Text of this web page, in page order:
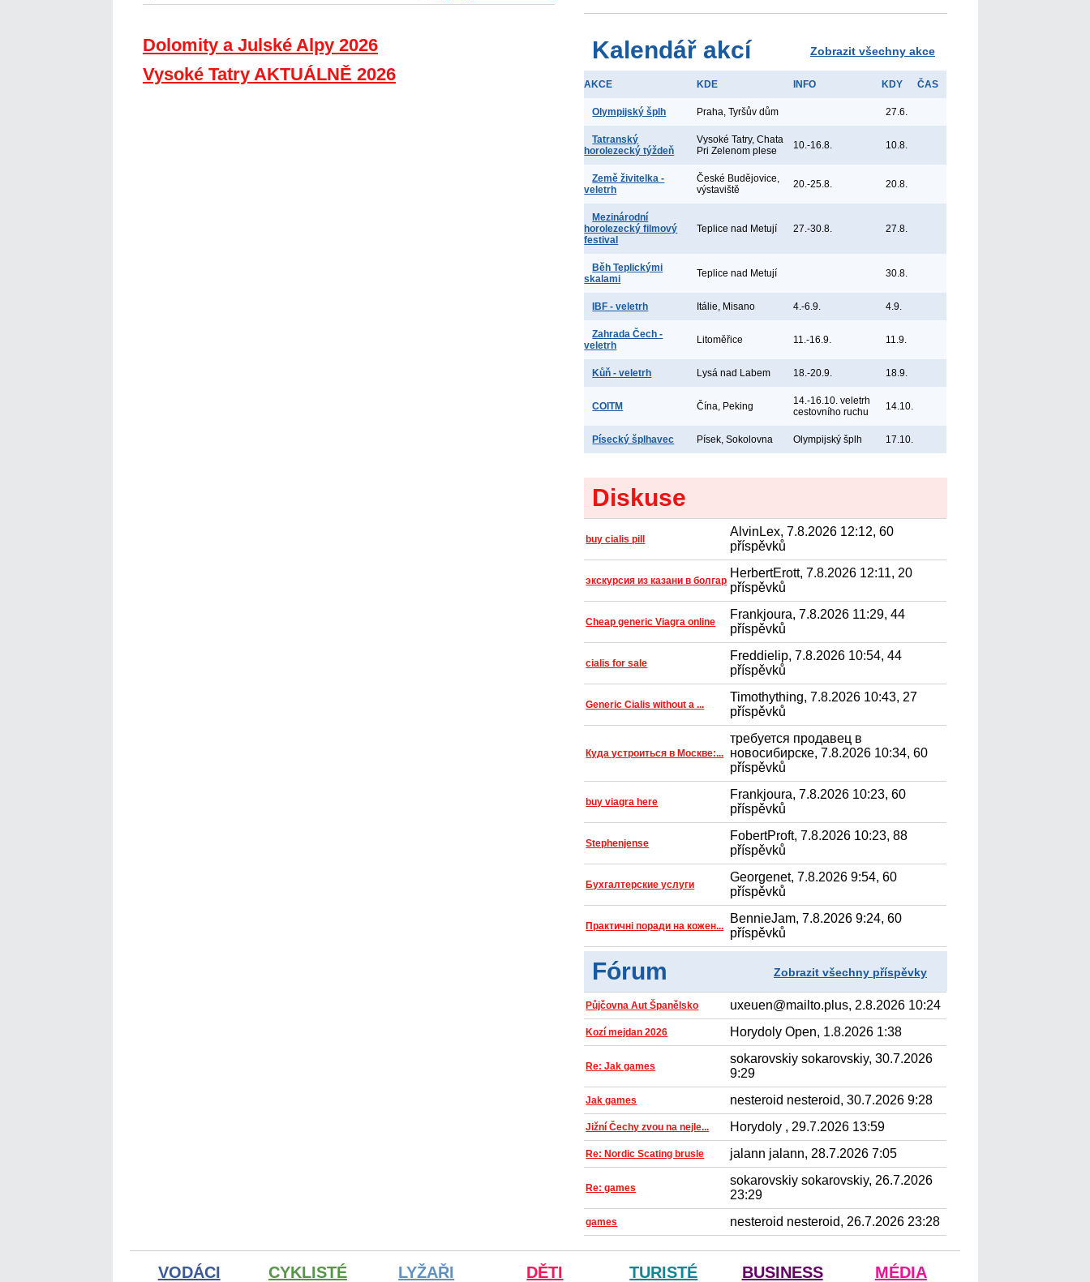
Dolomity a Julské Alpy 2026
Vysoké Tatry AKTUÁLNĚ 2026
Kalendář akcí Zobrazit všechny akce
AKCE KDE INFO KDY ČAS
Olympijský šplh Praha, Tyršův dům 27.6.
Tatranský
horolezecký týždeň
Vysoké Tatry, Chata
Pri Zelenom plese
10.-16.8. 10.8.
Země živitelka -
veletrh
České Budějovice,
výstaviště
20.-25.8. 20.8.
Mezinárodní
horolezecký filmový
festival
Teplice nad Metují 27.-30.8. 27.8.
Běh Teplickými
skalami
Teplice nad Metují 30.8.
IBF - veletrh Itálie, Misano 4.-6.9. 4.9.
Zahrada Čech -
veletrh
Litoměřice 11.-16.9. 11.9.
Kůň - veletrh Lysá nad Labem 18.-20.9. 18.9.
COITM Čína, Peking
14.-16.10. veletrh
cestovního ruchu
14.10.
Písecký šplhavec Písek, Sokolovna Olympijský šplh 17.10.
Diskuse
buy cialis pill
AlvinLex, 7.8.2026 12:12, 60
příspěvků
экскурсия из казани в болгар
HerbertErott, 7.8.2026 12:11, 20
příspěvků
Cheap generic Viagra online
Frankjoura, 7.8.2026 11:29, 44
příspěvků
cialis for sale
Freddielip, 7.8.2026 10:54, 44
příspěvků
Generic Cialis without a ...
Timothything, 7.8.2026 10:43, 27
příspěvků
Куда устроиться в Москве:...
требуется продавец в
новосибирске, 7.8.2026 10:34, 60
příspěvků
buy viagra here
Frankjoura, 7.8.2026 10:23, 60
příspěvků
Stephenjense
FobertProft, 7.8.2026 10:23, 88
příspěvků
Бухгалтерские услуги
Georgenet, 7.8.2026 9:54, 60
příspěvků
Практичні поради на кожен...
BennieJam, 7.8.2026 9:24, 60
příspěvků
Fórum Zobrazit všechny příspěvky
Půjčovna Aut Španělsko uxeuen@mailto.plus, 2.8.2026 10:24
Kozí mejdan 2026 Horydoly Open, 1.8.2026 1:38
Re: Jak games
sokarovskiy sokarovskiy, 30.7.2026
9:29
Jak games nesteroid nesteroid, 30.7.2026 9:28
Jižní Čechy zvou na nejle... Horydoly , 29.7.2026 13:59
Re: Nordic Scating brusle jalann jalann, 28.7.2026 7:05
Re: games
sokarovskiy sokarovskiy, 26.7.2026
23:29
games nesteroid nesteroid, 26.7.2026 23:28
VODÁCI CYKLISTÉ LYŽAŘI DĚTI TURISTÉ BUSINESS MÉDIA